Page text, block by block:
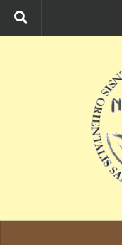
Ga naar de inhoud